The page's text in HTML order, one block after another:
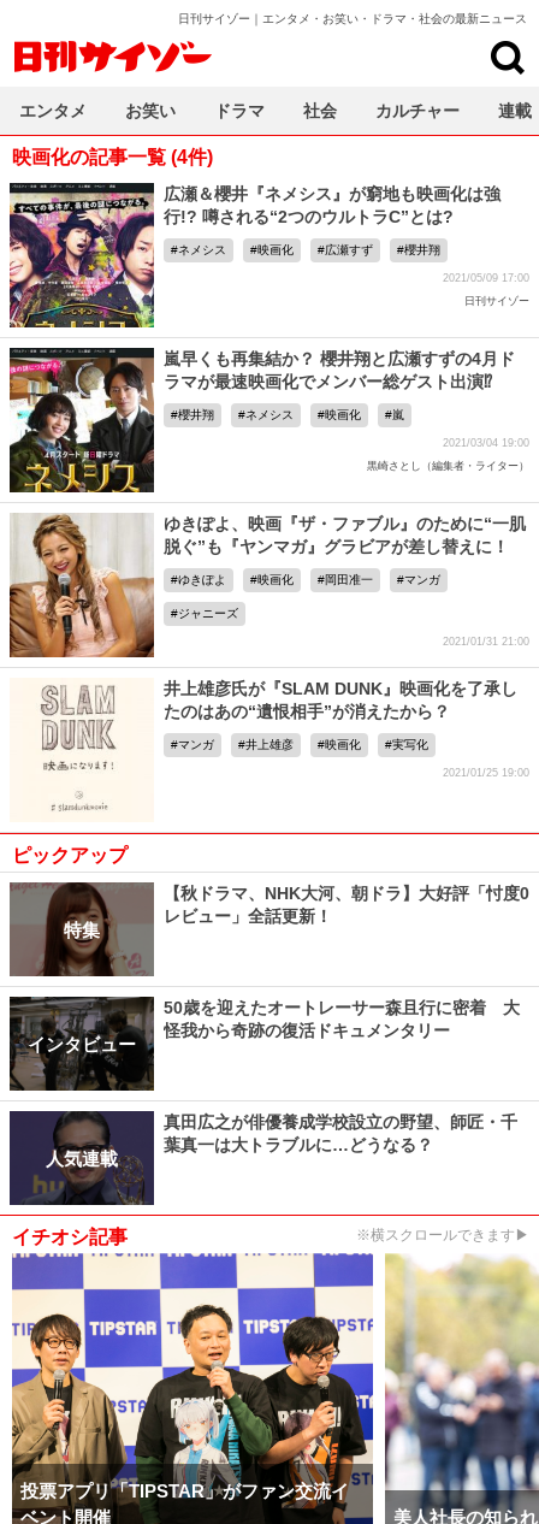
日刊サイゾー｜エンタメ・お笑い・ドラマ・社会の最新ニュース
映画化の記事一覧 (4件)
広瀬＆櫻井『ネメシス』が窮地も映画化は強
行!? 噂される“2つのウルトラC”とは?
ネメシス 映画化 広瀬すず 櫻井翔
2021/05/09 17:00
日刊サイゾー
嵐早くも再集結か？ 櫻井翔と広瀬すずの4月ド
ラマが最速映画化でメンバー総ゲスト出演⁉
櫻井翔 ネメシス 映画化 嵐
2021/03/04 19:00
黒崎さとし（編集者・ライター）
ゆきぽよ、映画『ザ・ファブル』のために“一肌
脱ぐ”も『ヤンマガ』グラビアが差し替えに！
ゆきぽよ 映画化 岡田准一 マンガ
ジャニーズ
2021/01/31 21:00
井上雄彦氏が『SLAM DUNK』映画化を了承し
たのはあの“遺恨相手”が消えたから？
マンガ 井上雄彦 映画化 実写化
2021/01/25 19:00
ピックアップ
特集
【秋ドラマ、NHK大河、朝ドラ】大好評「忖度0
レビュー」全話更新！
インタビュー
50歳を迎えたオートレーサー森且行に密着 大
怪我から奇跡の復活ドキュメンタリー
人気連載
真田広之が俳優養成学校設立の野望、師匠・千
葉真一は大トラブルに…どうなる？
イチオシ記事 ※横スクロールできます▶
投票アプリ「TIPSTAR」がファン交流イ
ベント開催
美人社長の知ら
エンタメ お笑い ドラマ 社会 カルチャー 連載